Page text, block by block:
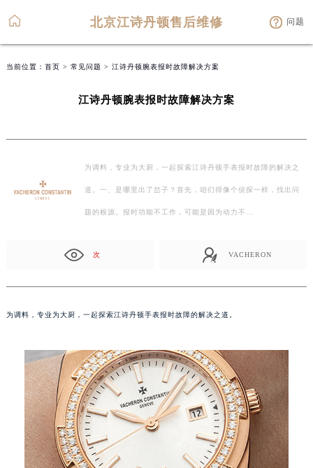
北京江诗丹顿售后维修 问题
当前位置： 首页 > 常见问题 > 江诗丹顿腕表报时故障解决方案
江诗丹顿腕表报时故障解决方案
为调料，专业为大厨，一起探索江诗丹顿手表报时故障的解决之
道。一、是哪里出了岔子？首先，咱们得像个侦探一样，找出问
题的根源。报时功能不工作，可能是因为动力不…
次 VACHERON
为调料，专业为大厨，一起探索江诗丹顿手表报时故障的解决之道。